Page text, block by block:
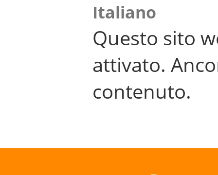
Italiano
Questo sito
attivato.
contenuto.